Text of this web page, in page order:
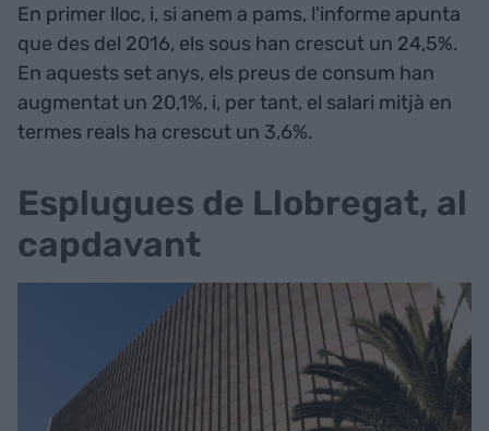
En primer lloc, i, si anem a pams, l'informe apunta
que des del 2016, els sous han crescut un 24,5%.
En aquests set anys, els preus de consum han
augmentat un 20,1%, i, per tant, el salari mitjà en
termes reals ha crescut un 3,6%.
Esplugues de Llobregat, al
capdavant